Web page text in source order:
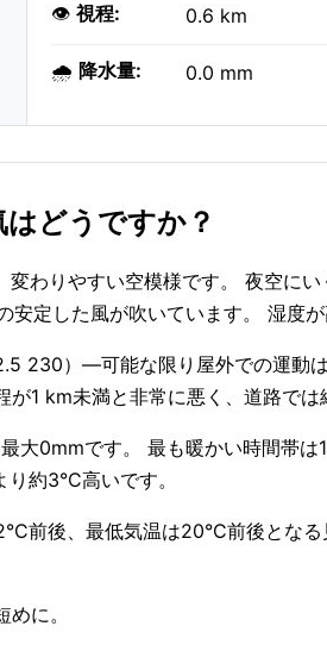
👁️ 視程: 0.6 km
🌧️ 降水量: 0.0 mm
どうですか？
わりやすい空模様です。 夜空に
定した風が吹いています。 湿度が
230）—可能な限り屋外での運動
1 km未満と非常に悪く、道路では
大0mmです。 最も暖かい時間帯
約3°C高いです。
前後、最低気温は20°C前後とな
に。